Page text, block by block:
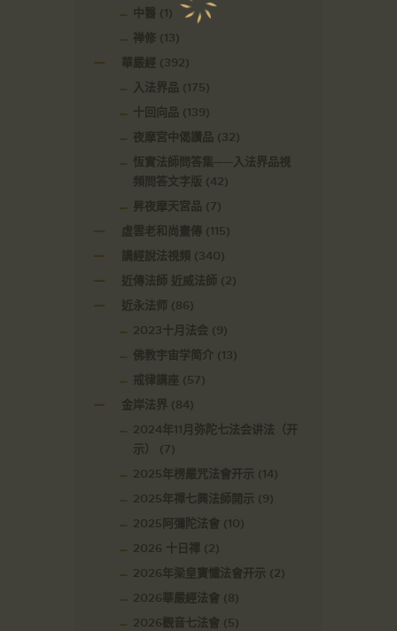
中醫 (1)
禅修 (13)
華嚴經 (392)
入法界品 (175)
十回向品 (139)
夜摩宮中偈讚品 (32)
恆實法師問答集——入法界品視
頻問答文字版 (42)
昇夜摩天宮品 (7)
虛雲老和尚畫傳 (115)
講經說法視頻
(340)
近傳法師 近威法師 (2)
近永法师 (86)
2023十月法会 (9)
佛教宇宙学简介 (13)
戒律講座 (57)
金岸法界 (84)
2024年11月弥陀七法会讲法（开
示）
(7)
2025年楞嚴咒法會开示 (14)
2025年禪七興法師開示 (9)
2025阿彌陀法會 (10)
2026 十日禪
(2)
2026年梁皇寶懺法會开示 (2)
2026華嚴經法會 (8)
2026觀音七法會 (5)